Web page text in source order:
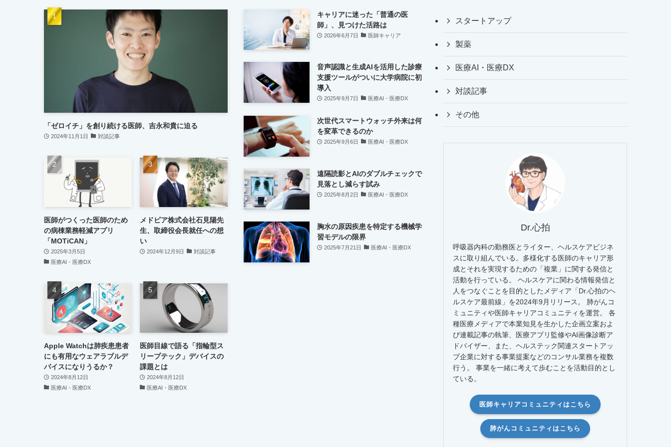
「ゼロイチ」を創り続ける医師、吉永和貴に迫る
2024年11月1日 対談記事
医師がつくった医師のため
の病棟業務軽減アプリ
「MOTiCAN」
2025年3月5日
医療AI・医療DX
メドピア株式会社石見陽先
生、取締役会長就任への想
い
2024年12月9日 対談記事
Apple Watchは肺疾患患者
にも有用なウェアラブルデ
バイスになりうるか？
2024年8月12日
医療AI・医療DX
医師目線で語る「指輪型ス
リープテック」デバイスの
課題とは
2024年8月12日
医療AI・医療DX
キャリアに迷った「普通の医
師」、見つけた活路は
2026年6月7日 医師キャリア
音声認識と生成AIを活用した診療
支援ツールがついに大学病院に初
導入
2025年9月7日 医療AI・医療DX
次世代スマートウォッチ外来は何
を変革できるのか
2025年9月6日 医療AI・医療DX
遠隔読影とAIのダブルチェックで
見落とし減らす試み
2025年8月2日 医療AI・医療DX
胸水の原因疾患を特定する機械学
習モデルの限界
2025年7月21日 医療AI・医療DX
スタートアップ
製薬
医療AI・医療DX
対談記事
その他
Dr.心拍
呼吸器内科の勤務医とライター、ヘルスケアビジネ
スに取り組んでいる。多様化する医師のキャリア形
成とそれを実現するための「複業」に関する発信と
活動を行っている。 ヘルスケアに関わる情報発信と
人をつなぐことを目的としたメディア「Dr.心拍のヘ
ルスケア最前線」を2024年9月リリース。 肺がんコ
ミュニティや医師キャリアコミュニティを運営。 各
種医療メディアで本業知見を生かした企画立案およ
び連載記事の執筆、医療アプリ監修やAI画像診断ア
ドバイザー、また、ヘルステック関連スタートアッ
プ企業に対する事業提案などのコンサル業務を複数
行う。 事業を一緒に考えて歩むことを活動目的とし
ている。
医師キャリアコミュニティはこちら
肺がんコミュニティはこちら